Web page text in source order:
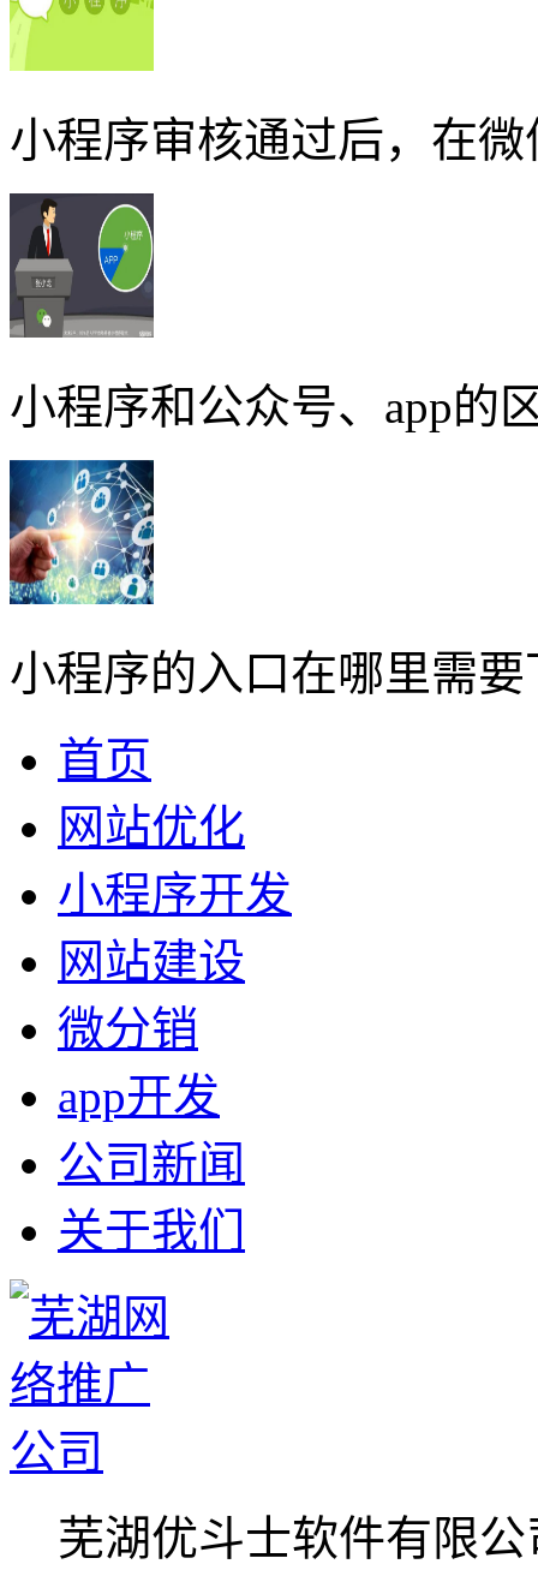
小程序审核通过后，在
小程序和公众号、app的
小程序的入口在哪里需要
首页
网站优化
小程序开发
网站建设
微分销
app开发
公司新闻
关于我们
芜湖优斗士软件有限公